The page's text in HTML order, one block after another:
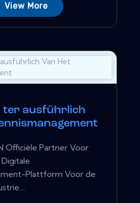
View More
ter ausführlich
Officiële Partner Voor
Plattform Voor de